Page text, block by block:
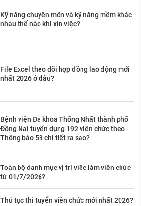
Kỹ năng chuyên môn và kỹ năng mềm khác
nhau thế nào khi xin việc?
File Excel theo dõi hợp đồng lao động mới
nhất 2026 ở đâu?
Bệnh viện Đa khoa Thống Nhất thành phố
Đồng Nai tuyển dụng 192 viên chức theo
Thông báo 53 chi tiết ra sao?
Toàn bộ danh mục vị trí việc làm viên chức
từ 01/7/2026?
Thủ tục thi tuyển viên chức mới nhất 2026?